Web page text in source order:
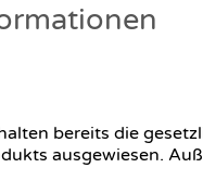
bereits die
ausgewiesen.